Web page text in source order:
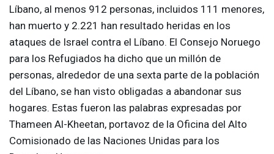
Líbano, al menos 912 personas, incluidos 111 menores,
han muerto y 2.221 han resultado heridas en los
ataques de Israel contra el Líbano. El Consejo Noruego
para los Refugiados ha dicho que un millón de
personas, alrededor de una sexta parte de la población
del Líbano, se han visto obligadas a abandonar sus
hogares. Estas fueron las palabras expresadas por
Thameen Al-Kheetan, portavoz de la Oficina del Alto
Comisionado de las Naciones Unidas para los